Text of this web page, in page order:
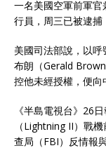
一名美國空軍前軍
行員，周三已被逮捕
美國司法部說，以
布朗（Gerald
控他未經授權，便向
《半島電視台》26
（Lightning II）戰
查局（FBI）反情報